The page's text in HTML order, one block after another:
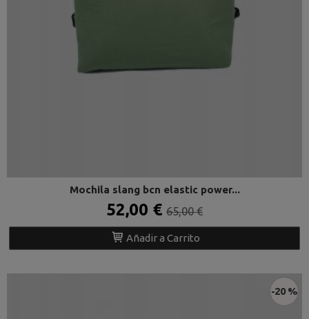
Mochila slang bcn elastic power...
52,00 € 65,00 €
Añadir a Carrito
-20 %